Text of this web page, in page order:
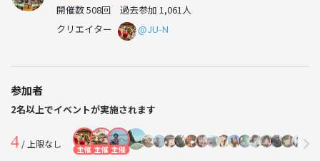
開催数 508回 過去参加 1,061人
クリエイター
@JU-N
参加者
2名以上でイベントが実施されます
4/ 上限なし 主催 主催 主催